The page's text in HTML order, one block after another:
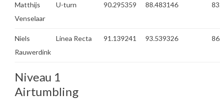
Matthijs
Venselaar
U-turn 90.295359 88.483146
Niels
Rauwerdink
Linea Recta 91.139241 93.539326
Niveau 1
Airtumbling